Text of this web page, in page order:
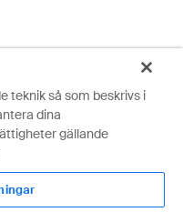
baskontot
teknik så som beskrivs i
dina
gällande